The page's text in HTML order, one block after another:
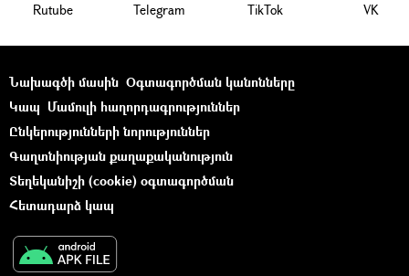
Rutube Telegram ТikТоk VK
Նախագծի մասին Օգտագործման կանոնները
Կապ Մամուլի հաղորդագրություններ
Ընկերությունների նորություններ
Գաղտնիության քաղաքականություն
Տեղեկանիշի (cookie) օգտագործման
Հետադարձ կապ